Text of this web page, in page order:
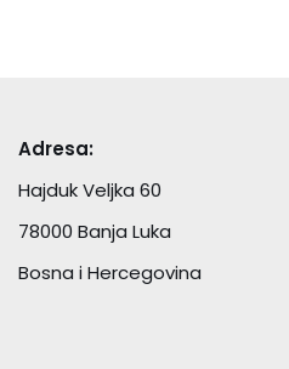
Adresa:
Hajduk Veljka 60
78000 Banja Luka
Bosna i Hercegovina